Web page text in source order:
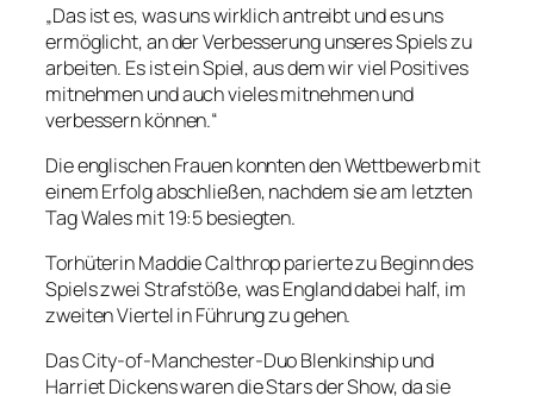
„Das ist es, was uns wirklich antreibt und es uns
ermöglicht, an der Verbesserung unseres Spiels zu
arbeiten. Es ist ein Spiel, aus dem wir viel Positives
mitnehmen und auch vieles mitnehmen und
verbessern können.“
Die englischen Frauen konnten den Wettbewerb mit
einem Erfolg abschließen, nachdem sie am letzten
Tag Wales mit 19:5 besiegten.
Torhüterin Maddie Calthrop parierte zu Beginn des
Spiels zwei Strafstöße, was England dabei half, im
zweiten Viertel in Führung zu gehen.
Das City-of-Manchester-Duo Blenkinship und
Harriet Dickens waren die Stars der Show, da sie